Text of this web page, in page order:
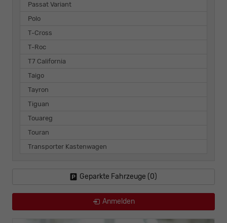
Passat Variant
Polo
T-Cross
T-Roc
T7 California
Taigo
Tayron
Tiguan
Touareg
Touran
Transporter Kastenwagen
Geparkte Fahrzeuge (0)
Anmelden